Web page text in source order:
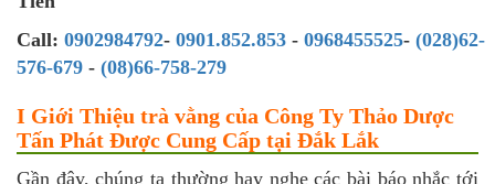
Call: 0902984792- 0901.852.853 - 0968455525- (028)62-
576-679 - (08)66-758-279
I Giới Thiệu trà vằng của Công Ty Thảo Dược
Tấn Phát Được Cung Cấp tại Đắk Lắk
Gần đây, chúng ta thường hay nghe các bài báo nhắc tới